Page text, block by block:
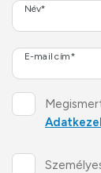
Név*
E-mail cím*